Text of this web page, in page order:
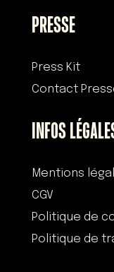
PRESSE
Press Kit
Contact
INFOS
Mentions
CGV
Politique de
Politique de